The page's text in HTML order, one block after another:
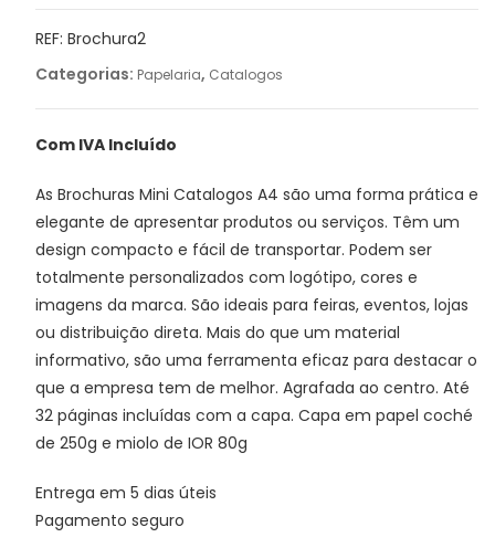
Mini
Catalogos
A4
REF: Brochura2
Categorias: Papelaria, Catalogos
Com IVA Incluído
As Brochuras Mini Catalogos A4 são uma forma prática e
elegante de apresentar produtos ou serviços. Têm um
design compacto e fácil de transportar. Podem ser
totalmente personalizados com logótipo, cores e
imagens da marca. São ideais para feiras, eventos, lojas
ou distribuição direta. Mais do que um material
informativo, são uma ferramenta eficaz para destacar o
que a empresa tem de melhor. Agrafada ao centro. Até
32 páginas incluídas com a capa. Capa em papel coché
de 250g e miolo de IOR 80g
Entrega em 5 dias úteis
Pagamento seguro